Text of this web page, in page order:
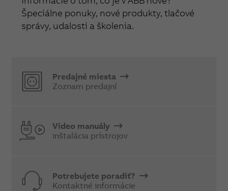
Špeciálne ponuky, nové produkty, tlačové
správy, udalosti a školenia.
Predajné miesta
Zoznam predajní
Video manuály
inštalácia prístrojov
Potrebujete poradiť?
Kontaktné informácie